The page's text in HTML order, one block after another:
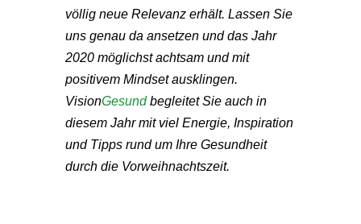
völlig neue Relevanz erhält. Lassen Sie
uns genau da ansetzen und das Jahr
2020 möglichst achtsam und mit
positivem Mindset ausklingen.
VisionGesundbegleitet Sie auch in
diesem Jahr mit viel Energie, Inspiration
und Tipps rund um Ihre Gesundheit
durch die Vorweihnachtszeit.